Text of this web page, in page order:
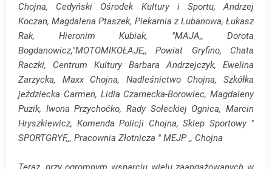
Chojna, Cedyński Ośrodek Kultury i Sportu,Andrzej
Koczan,Magdalena Ptaszek, Piekarnia z Lubanowa,Łukasz
Rak, Hieronim Kubiak, "MAJA,, Dorota
Bogdanowicz,"MOTOMIKOŁAJE,, Powiat Gryfino, Chata
Raczki, Centrum Kultury Barbara Andrzejczyk, Ewelina
Zarzycka, Maxx Chojna, Nadleśnictwo Chojna,Szkółka
jeździecka Carmen, Lidia Czarnecka-Borowiec, Magdaleny
Puzik, Iwona Przychoćko,Rady Sołeckiej Ognica,Marcin
Hryszkiewicz, Komenda Policji Chojna, Sklep Sportowy "
SPORTGRYF,,, Pracownia Złotnicza " MEJP ,, Chojna